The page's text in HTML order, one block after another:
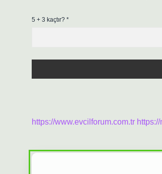
5 + 3 kaçtır? *
https://www.evcilforum.com.tr